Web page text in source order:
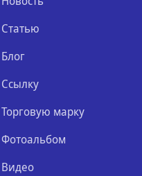
Статью
Блог
Ссылку
Торговую марку
Фотоальбом
Видео